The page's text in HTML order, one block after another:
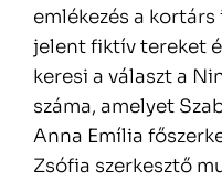
emlékezés a
jelent fiktív tereket
keresi a választ a
száma, amelyet
Anna Emília
Zsófia szerkesztő